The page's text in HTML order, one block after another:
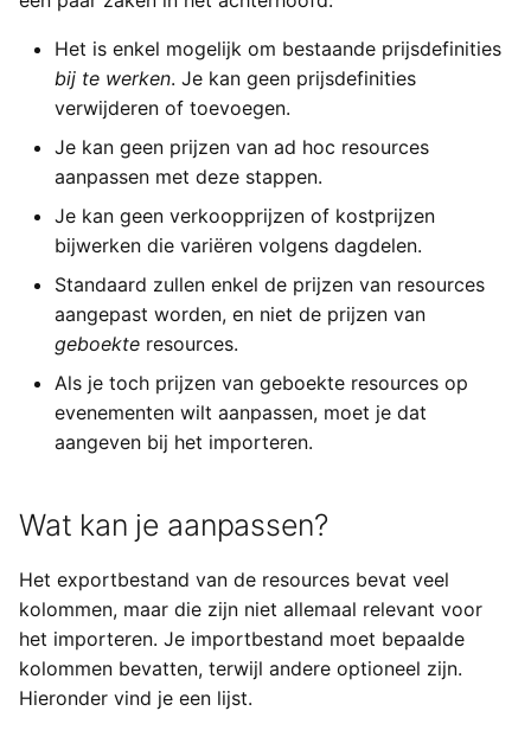
Gebruikersinstellingen
Importeren
Bestanden
Integraties
Systeemvoorkeuren
functionaliteit
Audit
Filteren
Kopiëren
Pas de prijzen aan
Importeer het bestand in
Yesplan
Foutmeldingen
Geboekte resources
aanpassen
Inplannen
Exchange
Generieke ticketing module
Mercurius Export
Tessitura
Ticketmatic
Universe
Yesplan 27, jul 2020
Yesplan 26.2, apr 2020
Yesplan 26.1, nov 2019
Yesplan 26, okt 2019
Yesplan 24, jun 2018
Yesplan 1.23, nov 2017
Yesplan 1.22, jun 2017
Yesplan 1.19, mei 2016
Yesplan 1.18, sep 2015
Het is enkel mogelijk om bestaande prijsdefinities
bij te werken. Je kan geen prijsdefinities
verwijderen of toevoegen.
Je kan geen prijzen van ad hoc resources
aanpassen met deze stappen.
Je kan geen verkoopprijzen of kostprijzen
bijwerken die variëren volgens dagdelen.
Standaard zullen enkel de prijzen van resources
aangepast worden, en niet de prijzen van
geboekte resources.
Als je toch prijzen van geboekte resources op
evenementen wilt aanpassen, moet je dat
aangeven bij het importeren.
Wat kan je aanpassen?
Het exportbestand van de resources bevat veel
kolommen, maar die zijn niet allemaal relevant voor
het importeren. Je importbestand moet bepaalde
kolommen bevatten, terwijl andere optioneel zijn.
Hieronder vind je een lijst.